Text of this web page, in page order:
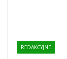
REDAKCYJNE